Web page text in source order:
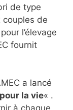
de type
de
l’élevage
fournit
a lancé
la vie« .